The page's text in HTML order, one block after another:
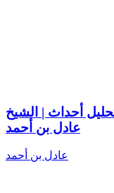
أحداث | الشيخ
عادل بن أحمد
عادل بن أحمد